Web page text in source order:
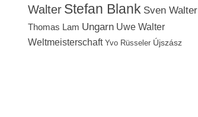
Walter Stefan Blank Sven Walter
Thomas Lam Ungarn Uwe Walter
Weltmeisterschaft Yvo Rüsseler Újszász